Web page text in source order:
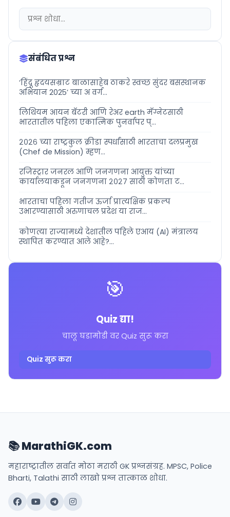
संबंधित प्रश्न
‘हिंदू हृदयसम्राट बाळासाहेब ठाकरे स्वच्छ सुंदर बसस्थानक
अभियान 2025’ च्या अ वर्ग...
लिथियम आयन बॅटरी आणि रेअर earth मॅग्नेटसाठी
भारतातील पहिला एकात्मिक पुनर्वापर प्...
२०२६ च्या राष्ट्रकुल क्रीडा स्पर्धांसाठी भारताचा दलप्रमुख
(Chef de Mission) म्हण...
रजिस्ट्रार जनरल आणि जनगणना आयुक्त यांच्या
कार्यालयाकडून जनगणना २०२७ साठी कोणता ट...
भारताचा पहिला गतीज ऊर्जा प्रात्यक्षिक प्रकल्प
उभारण्यासाठी अरुणाचल प्रदेश या राज...
कोणत्या राज्यामध्ये देशातील पहिले एआय (AI) मंत्रालय
स्थापित करण्यात आले आहे?...
🎯
Quiz द्या!
चालू घडामोडी वर Quiz सुरू करा
Quiz सुरू करा
📚 MarathiGK.com
महाराष्ट्रातील सर्वात मोठा मराठी GK प्रश्नसंग्रह. MPSC, Police
Bharti, Talathi साठी लाखो प्रश्न तात्काळ शोधा.